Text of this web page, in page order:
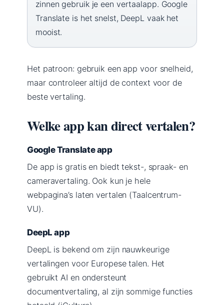
zinnen gebruik je een vertaalapp. Google
Translate is het snelst, DeepL vaak het
mooist.
Het patroon: gebruik een app voor snelheid,
maar controleer altijd de context voor de
beste vertaling.
Welke app kan direct vertalen?
Google Translate app
De app is gratis en biedt tekst-, spraak- en
cameravertaling. Ook kun je hele
webpagina’s laten vertalen (Taalcentrum-
VU).
DeepL app
DeepL is bekend om zijn nauwkeurige
vertalingen voor Europese talen. Het
gebruikt AI en ondersteunt
documentvertaling, al zijn sommige functies